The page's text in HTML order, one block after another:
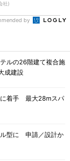
社)
by
ルの26階建て複合施
成建設
に着手 最大28mスパ
ル型に 申請／設計か